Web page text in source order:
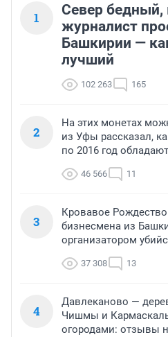
1
Север бедный,
журналист
Башкирии —
лучший
102 263 165
2
На этих монетах
из Уфы рассказал,
по 2016 год
46 566 11
3
Кровавое
бизнесмена из
организатором
37 308 13
4
Давлеканово —
Чишмы и
огородами: отзывы